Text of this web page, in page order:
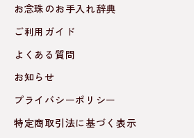
お念珠のお手入れ辞典
ご利用ガイド
よくある質問
お知らせ
プライバシーポリシー
特定商取引法に基づく表示